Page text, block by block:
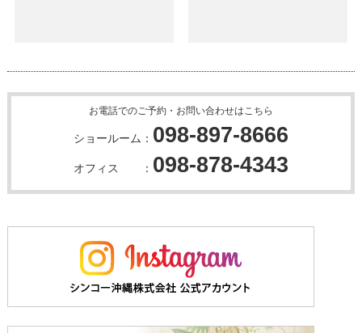
お電話でのご予約・お問い合わせはこちら
ショールーム： 098-897-8666
オフィス ： 098-878-4343